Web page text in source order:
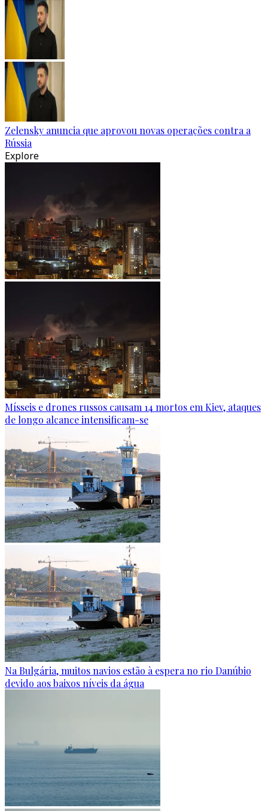
Zelensky anuncia que aprovou novas operações contra a
Rússia
Explore
Mísseis e drones russos causam 14 mortos em Kiev, ataques
de longo alcance intensificam-se
Na Bulgária, muitos navios estão à espera no rio Danúbio
devido aos baixos níveis da água